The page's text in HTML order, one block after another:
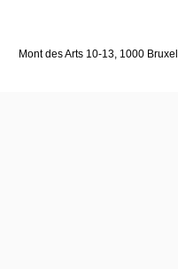
Mont des Arts 10-13, 1000